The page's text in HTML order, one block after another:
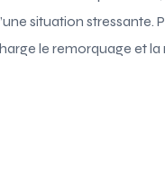
situation stressante.
le remorquage et